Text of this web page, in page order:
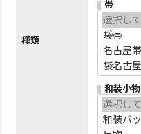
種類
帯
和装小物